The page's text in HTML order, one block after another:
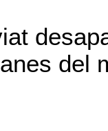
del